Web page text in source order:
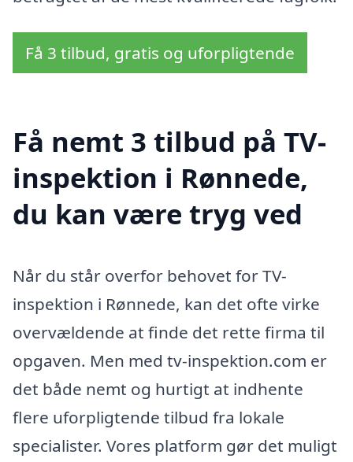
Få 3 tilbud, gratis og uforpligtende
Få nemt 3 tilbud på TV-
inspektion i Rønnede,
du kan være tryg ved
Når du står overfor behovet for TV-
inspektion i Rønnede, kan det ofte virke
overvældende at finde det rette firma til
opgaven. Men med tv-inspektion.com er
det både nemt og hurtigt at indhente
flere uforpligtende tilbud fra lokale
specialister. Vores platform gør det muligt